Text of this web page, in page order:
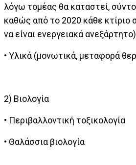
λόγω τομέας θα καταστεί,
καθώς από το 2020 κάθε κτίριο
να είναι ενεργειακά ανεξάρτητο)
• Υλικά (μονωτικά, μεταφορά
2) Βιολογία
• Περιβαλλοντική τοξικολογία
• Θαλάσσια βιολογία